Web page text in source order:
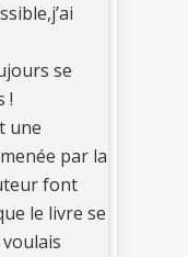
se
!
une
par la
font
le livre se